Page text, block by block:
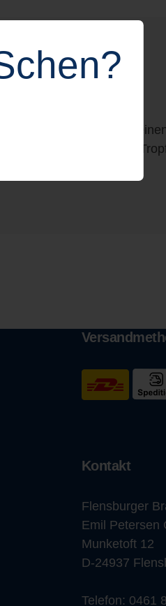
4 cl bietet sie zwar
– sei es ein edler
Kontakt
Flensburger
Emil Petersen
Munketoft 12
D-24937
Telefon: 0461